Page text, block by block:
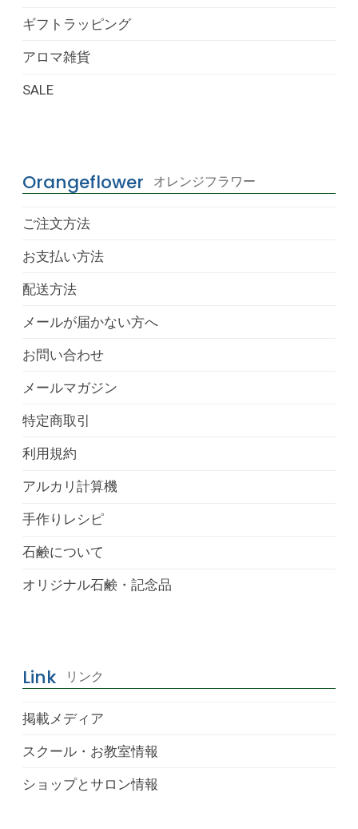
ギフトラッピング
アロマ雑貨
SALE
Orangeflower オレンジフラワー
ご注文方法
お支払い方法
配送方法
メールが届かない方へ
お問い合わせ
メールマガジン
特定商取引
利用規約
アルカリ計算機
手作りレシピ
石鹸について
オリジナル石鹸・記念品
Link リンク
掲載メディア
スクール・お教室情報
ショップとサロン情報